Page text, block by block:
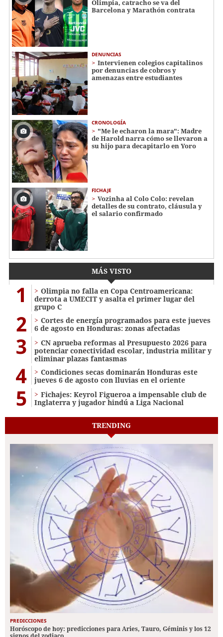
Olimpia, catracho se va del
Barcelona y Marathón contrata
DENUNCIAS
Intervienen colegios capitalinos
por denuncias de cobros y
amenazas entre estudiantes
CRONOLOGÍA
"Me le echaron la mara": Madre
de Harold narra cómo se llevaron a
su hijo para decapitarlo en Yoro
FICHAJE
Vozinha al Colo Colo: revelan
detalles de su contrato, cláusula y
el salario confirmado
MÁS VISTO
1
Olimpia no falla en Copa Centroamericana:
derrota a UMECIT y asalta el primer lugar del
grupo C
2
Cortes de energía programados para este jueves
6 de agosto en Honduras: zonas afectadas
3
CN aprueba reformas al Presupuesto 2026 para
potenciar conectividad escolar, industria militar y
eliminar plazas fantasmas
4
Condiciones secas dominarán Honduras este
jueves 6 de agosto con lluvias en el oriente
5
Fichajes: Keyrol Figueroa a impensable club de
Inglaterra y jugador hindú a Liga Nacional
TRENDING
PREDICCIONES
Horóscopo de hoy: predicciones para Aries, Tauro, Géminis y los 12